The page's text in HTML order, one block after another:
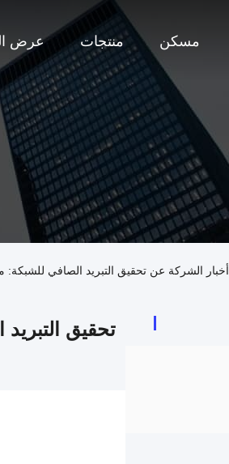
مسكن منتجات عرض
أخبار الشركة عن تحقيق التبريد الصافي للشبكة:
تحقيق